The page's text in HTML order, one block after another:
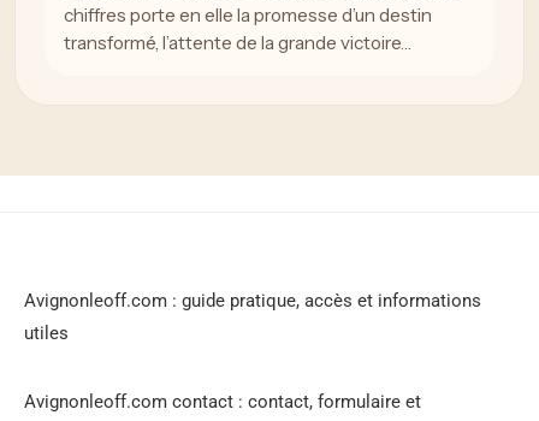
chiffres porte en elle la promesse d’un destin
transformé, l’attente de la grande victoire…
Avignonleoff.com : guide pratique, accès et informations
utiles
Avignonleoff.com contact : contact, formulaire et